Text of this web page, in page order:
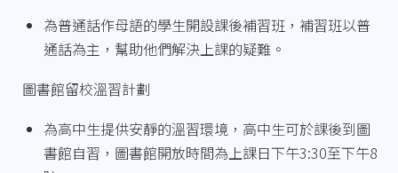
為普通話作母語的學生開設課後補習班，補習班以普
通話為主，幫助他們解決上課的疑難。
圖書館留校溫習計劃
為高中生提供安靜的溫習環境，高中生可於課後到圖
書館自習，圖書館開放時間為上課日下午3:30至下午8